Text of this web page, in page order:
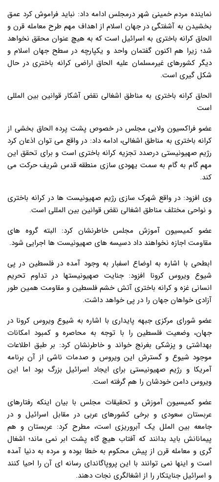
نماینده مردم خمینی شهر درمجلس ادامه داد: نباید فراموش کرد عمق
بخشیدن به آشفتگی در جهان اسلام از اهداف مهم طرح معامله قرن و
الحاق کرانه باختری به اسرائیل است که به هیچ عنوان محقق نخواهد
شد؛ زیرا هم اکنون گفتمان واحد و یکپارچه در سطح جهان اسلام و
دیگر کشورهای غیرمسلمان علیه الحاق اراضی کرانه باختری در حال
شکل گیری است.
الحاق کرانه باختری به مناطق اشغالی نقض آشکار قوانین بین المللی
است
عضو فراکسیون ولایی مجلس در خصوص پشت پرده الحاق بخشی از
کرانه باختری به مناطق اشغالی، ادامه داد: در واقع می توان اذعان کرد
رژیم صهیونیستی درصدد تجزیه کرانه باختری است و برای تحقق این
مهم گام به گام به سمت یهودی سازی منطقه قدس شریف حرکت می
کند.
وی افزود: در واقع شهرک سازی رژیم صهیونیست ها در کرانه باختری
و نواحی مختلف مناطق اشغالی نقض قوانین بین المللی است.
عضو کمیسیون آموزش مجلس خاطرنشان کرد: البته گروه های
مقاومت اجازه نخواهند داد دسیسه های صهیونیست ها اجرایی شود.
ابطحی با اشاره به اوضاع اسفبار به وجود آمده در فلسطین در پی
شیوع ویروس کرونا افزود: جنایت صهیونیستها در تداوم تحریم
انسانی غزه و کرانه باختری آتش خشم فلسطین و مقاومت همین طور
آزادی خواهان جهان را در پی خواهد داشت.
عضو شورای مرکزی جبهه پایداری با اشاره به شیوع ویروس کرونا در
جهان، وضعیت فلسطین را با توجه به محاصره و کمبود امکانات
بهداشتی و پزشکی بغرنج خواند و خاطرنشان کرد: بر طبق اطلاعات
موجود شیوع و گسترش این ویروس و صدمات ناشی از آن برنامه
آمریکا و رژیم صهیونیستی برای ایجاد اسرائیل بزرگ بود اما این
ویروس دامن خودشان را هم گرفته است.
عضو کمیسیون آموزش و تحقیقات مجلس با بیان اینکه رفتارهای
عربستان سعودی و برخی کشورهای عربی در مقابل اسرائیل و در
جامعه بین الملل یک آبروریزی است، مطرح کرد: عربستان و هم
پیمانانش باید بدانند که آفتاب هیچ گاه پشت ابر نمی ماند؛ اشغال
گری و معامله قرن از پیش محکوم به خطا بوده و مرده به دنیا آمده
است و اینها نمی توانند با این پروپاگاندای رسانه ای آن را احیا کنند
و اسرائیل جنایتکار را از اشغالگری نجات دهند.